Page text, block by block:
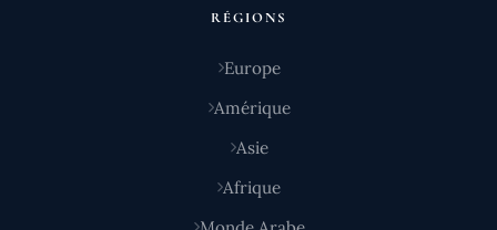
RÉGIONS
Europe
Amérique
Asie
Afrique